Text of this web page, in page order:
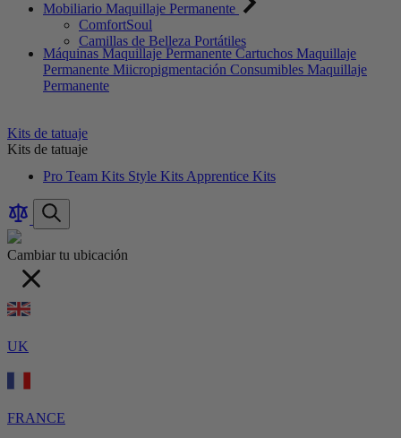
Mobiliario Maquillaje Permanente
ComfortSoul
Camillas de Belleza Portátiles
Máquinas Maquillaje Permanente Cartuchos Maquillaje
Permanente Miicropigmentación Consumibles Maquillaje
Permanente
Kits de tatuaje
Kits de tatuaje
Pro Team Kits Style Kits Apprentice Kits
Comparar
productos
Artículo
Artículos
Búsqueda
Cambiar tu ubicación
UK
FRANCE